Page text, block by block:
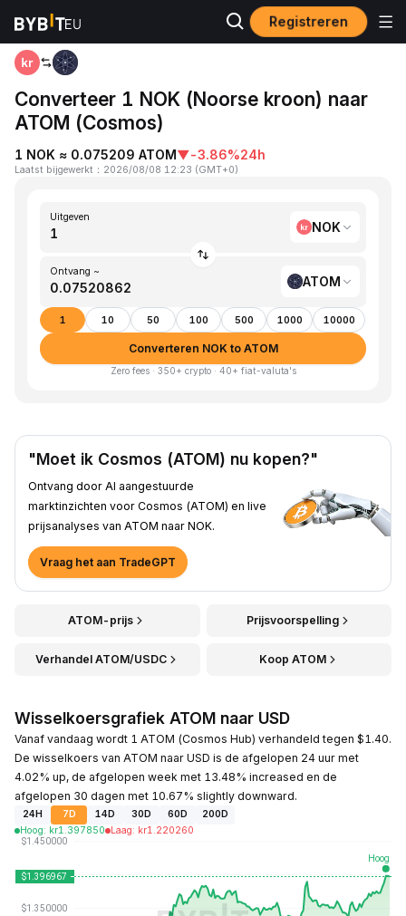
Registreren
Startpagina
Converteer 1 NOK (Noorse kroon) naar
ATOM (Cosmos)
1 NOK ≈ 0.075209 ATOM▼-3.86%24h
Laatst bijgewerkt ： 2026/08/08 12:23 (GMT+0)
Uitgeven
NOK
Ontvang ~
ATOM
1 10 50 100 500 1000 10000
Converteren NOK to ATOM
Zero fees · 350+ crypto · 40+ fiat-valuta's
"Moet ik Cosmos (ATOM) nu kopen?"
Ontvang door AI aangestuurde
marktinzichten voor Cosmos (ATOM) en live
prijsanalyses van ATOM naar NOK.
Vraag het aan TradeGPT
ATOM-prijs Prijsvoorspelling
Verhandel ATOM/USDC Koop ATOM
Wisselkoersgrafiek ATOM naar USD
Vanaf vandaag wordt 1 ATOM (Cosmos Hub) verhandeld tegen $1.40.
De wisselkoers van ATOM naar USD is de afgelopen 24 uur met
4.02% up, de afgelopen week met 13.48% increased en de
afgelopen 30 dagen met 10.67% slightly downward.
24H 7D 14D 30D 60D
200D
Hoog: kr1.397850 Laag: kr1.220260